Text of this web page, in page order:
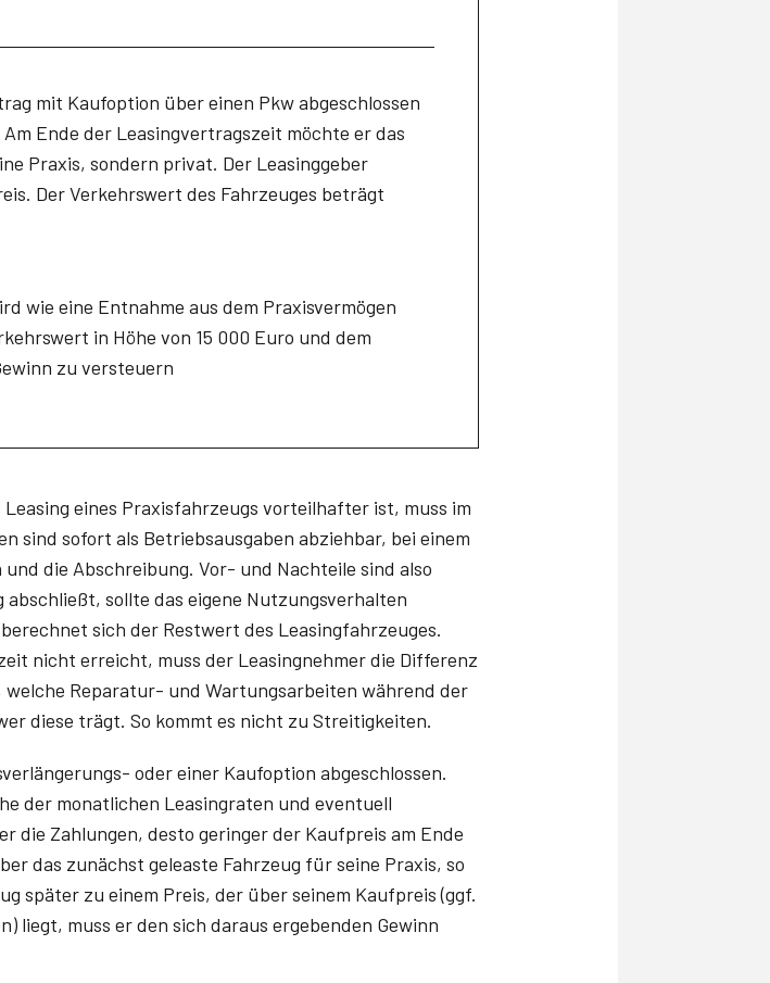
mit Kaufoption über einen Pkw abgeschlossen
Ende der Leasingvertragszeit möchte er das
Praxis, sondern privat. Der Leasinggeber
Der Verkehrswert des Fahrzeuges beträgt
wie eine Entnahme aus dem Praxisvermögen
in Höhe von 15 000 Euro und dem
zu versteuern
eines Praxisfahrzeugs vorteilhafter ist, muss im
sind sofort als Betriebsausgaben abziehbar, bei einem
die Abschreibung. Vor- und Nachteile sind also
sollte das eigene Nutzungsverhalten
sich der Restwert des Leasingfahrzeuges.
nicht erreicht, muss der Leasingnehmer die Differenz
Reparatur- und Wartungsarbeiten während der
diese trägt. So kommt es nicht zu Streitigkeiten.
oder einer Kaufoption abgeschlossen.
der monatlichen Leasingraten und eventuell
die Zahlungen, desto geringer der Kaufpreis am Ende
das zunächst geleaste Fahrzeug für seine Praxis, so
später zu einem Preis, der über seinem Kaufpreis (ggf.
liegt, muss er den sich daraus ergebenden Gewinn